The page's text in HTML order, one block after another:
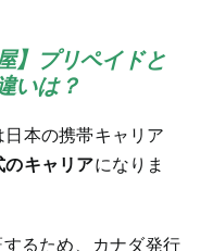
】プリペイドと
いは？
日本の携帯キャリア
のキャリアになりま
るため、カナダ発行